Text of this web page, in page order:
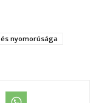
nyomorúsága